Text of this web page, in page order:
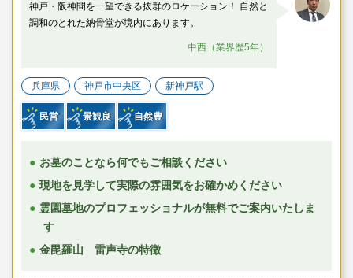
神戸・阪神間を一望できる抜群のロケーション！ 自然と
調和のとれた納骨堂が境内にあります。
中西（業界歴5年）
兵庫県 神戸市中央区 新神戸駅
民営 景観良 自然豊
お墓のことなら何でもご相談ください
現地を見学して実際の雰囲気をお確かめください
霊園墓地のプロフェッショナルが無料でご案内いたしま
す
金毘羅山 雷声寺の特徴